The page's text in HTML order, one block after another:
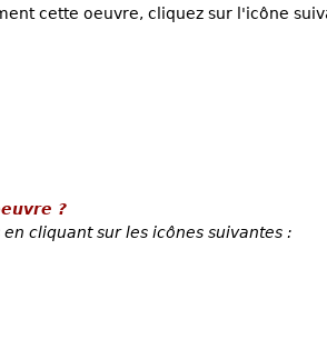
cette oeuvre, cliquez sur l'icône
?
cliquant sur les icônes suivantes :